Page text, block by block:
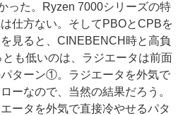
った。Ryzen 7000シリーズの特
仕方ない。そしてPBOとCPBを
見ると、CINEBENCH時と高負
も低いのは、ラジエータは前面
ターン①。ラジエータを外気で
ーなので、当然の結果だろう。
ータを外気で直接冷やせるパタ